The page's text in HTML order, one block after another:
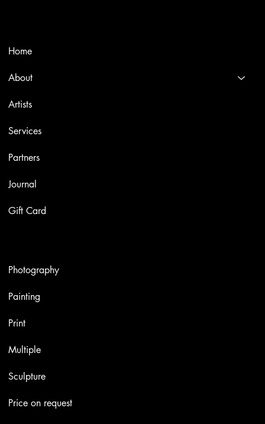
Home
About
Artists
Services
Partners
Journal
Gift Card
Photography
Painting
Print
Multiple
Sculpture
Price on request